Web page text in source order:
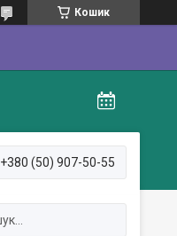
Кошик
+380 (50) 907-50-55